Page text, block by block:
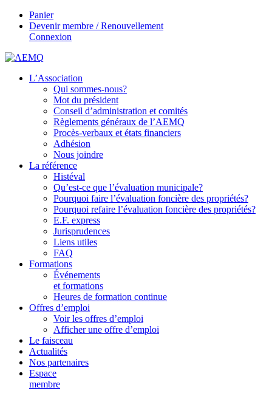
Panier
Devenir membre / Renouvellement
Connexion
L’Association
Qui sommes-nous?
Mot du président
Conseil d’administration et comités
Règlements généraux de l’AEMQ
Procès-verbaux et états financiers
Adhésion
Nous joindre
La référence
Histéval
Qu’est-ce que l’évaluation municipale?
Pourquoi faire l’évaluation foncière des propriétés?
Pourquoi refaire l’évaluation foncière des propriétés?
E.F. express
Jurisprudences
Liens utiles
FAQ
Formations
Événements
et formations
Heures de formation continue
Offres d’emploi
Voir les offres d’emploi
Afficher une offre d’emploi
Le faisceau
Actualités
Nos partenaires
Espace
membre